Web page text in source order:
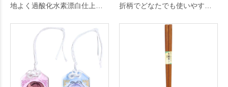
地よく過酸化水素漂白仕上げ
を取得しています。
折柄でどなたでも使いやす